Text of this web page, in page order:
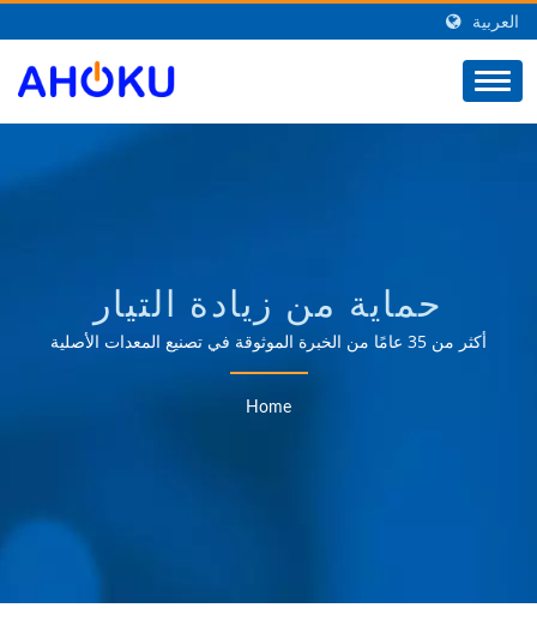
العربية
حماية من زيادة التيار
للمخارجبحثت | مورد
لمنتجات الطاقة ذات الصلة
أكثر من 35 عامًا من الخبرة الموثوقة في تصنيع المعدات الأصلية
وتصميم المعدات الأصلية في توفير المنتجات التي تلبي احتياجات
تطبيقات إدارة الطاقة في مجالات مختلفة مثل الصناعة والاتصالات
Home